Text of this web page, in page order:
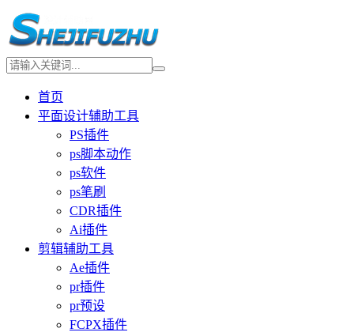
首页
平面设计辅助工具
PS插件
ps脚本动作
ps软件
ps笔刷
CDR插件
Ai插件
剪辑辅助工具
Ae插件
pr插件
pr预设
FCPX插件